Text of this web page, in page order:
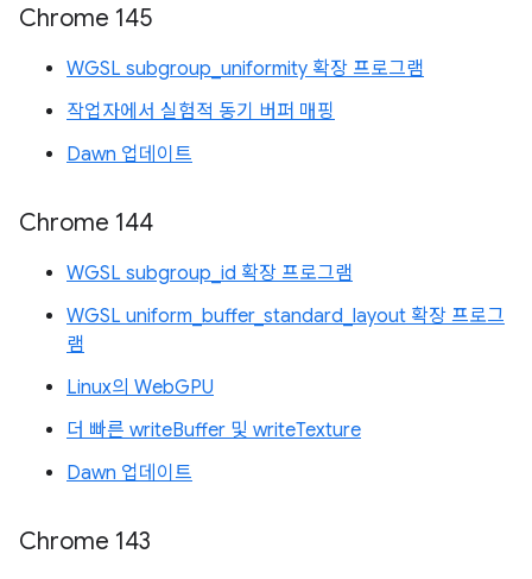
Chrome 145
WGSL subgroup_uniformity 확장 프로그램
작업자에서 실험적 동기 버퍼 매핑
Dawn 업데이트
Chrome 144
WGSL subgroup_id 확장 프로그램
WGSL uniform_buffer_standard_layout 확장 프로그
램
Linux의 WebGPU
더 빠른 writeBuffer 및 writeTexture
Dawn 업데이트
Chrome 143